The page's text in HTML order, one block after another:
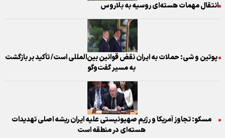
انتقال مهمات هسته‌ای روسیه به بلاروس
پوتین و شی: حملات به ایران نقض قوانین بین‌المللی است/ تأکید بر بازگشت
به مسیر گفت‌وگو
مسکو: تجاوز آمریکا و رژیم صهیونیستی علیه ایران ریشه اصلی تهدیدات
هسته‌ای در منطقه است